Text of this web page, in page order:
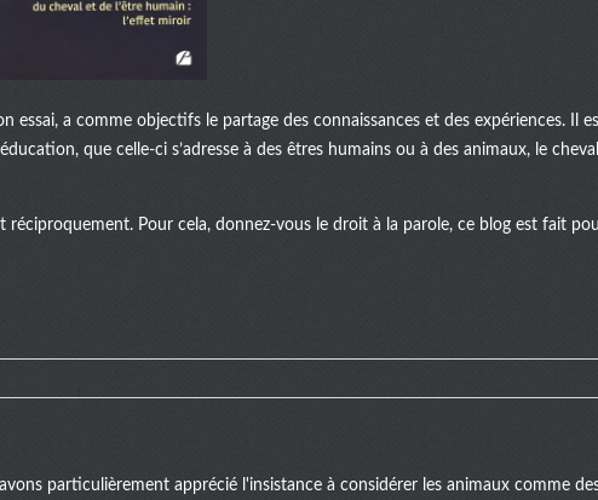
essai, a comme objectifs le partage des connaissances et des expériences. Il
que celle-ci s’adresse à des êtres humains ou à des animaux, le
réciproquement. Pour cela, donnez-vous le droit à la parole, ce blog est fait
particulièrement apprécié l'insistance à considérer les animaux comme